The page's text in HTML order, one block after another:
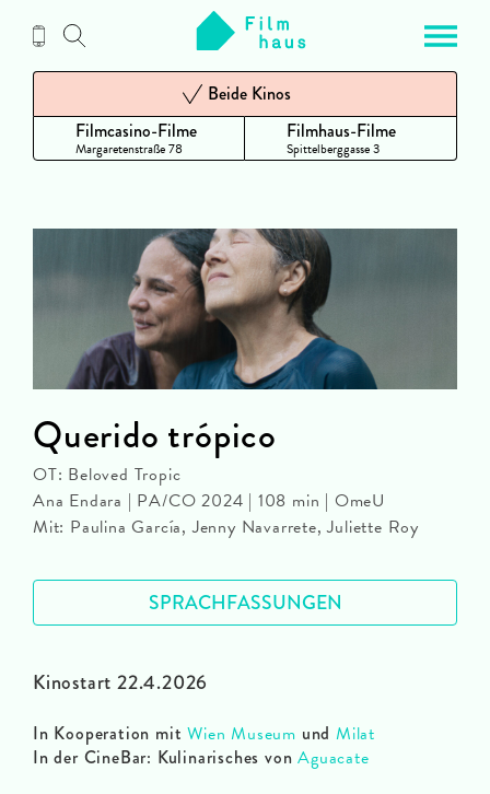
Inhalt
Filmcasino-Filme
Margaretenstraße 78
Beide Kinos
Filmhaus-Filme
Spittelberggasse 3
Kinostart 22.4.2026
In Kooperation mitWien Museum undMilat
In der CineBar: Kulinarisches vonAguacate
Querido trópico
OT: Beloved Tropic
Ana Endara | PA/CO 2024 | 108 min | OmeU
Mit: Paulina García, Jenny Navarrete, Juliette Roy
SPRACHFASSUNGEN